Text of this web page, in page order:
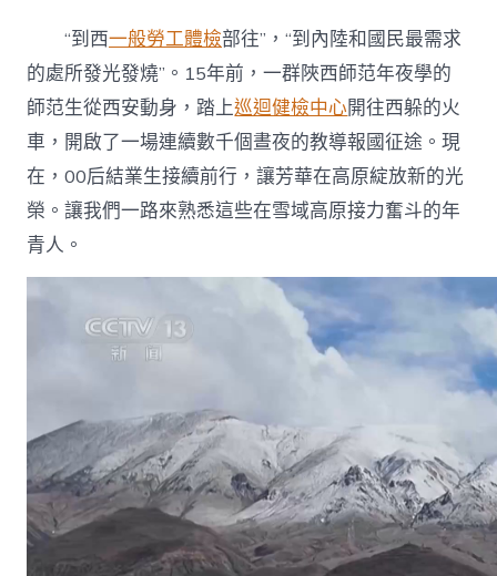
丨
“到
內
陸
和
國
民
最
需
秀
醫
院
健
康
檢
的
處
所
往！”
他
們
活
“到西一般勞工體檢部往”，“到內陸和國民最需求
的處所發光發燒”。15年前，一群陜西師范年夜學的
師范生從西安動身，踏上巡迴健檢中心開往西躲的火
車，開啟了一場連續數千個晝夜的教導報國征途。現
在，00后結業生接續前行，讓芳華在高原綻放新的光
榮。讓我們一路來熟悉這些在雪域高原接力奮斗的年
青人。